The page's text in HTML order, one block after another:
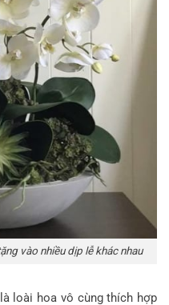
vào nhiều dịp lễ khác nhau
loài hoa vô cùng thích hợp